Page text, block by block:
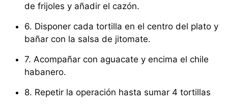
de frijoles y añadir el cazón.
6. Disponer cada tortilla en el centro del plato y
bañar con la salsa de jitomate.
7. Acompañar con aguacate y encima el chile
habanero.
8. Repetir la operación hasta sumar 4 tortillas